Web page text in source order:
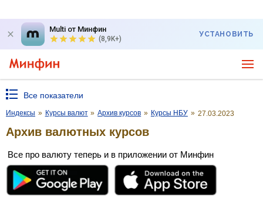
Multi от Минфин
(8,9K+)
УСТАНОВИТЬ
Все показатели
Индексы » Курсы валют » Архив курсов » Курсы НБУ » 27.03.2023
Архив валютных курсов
Все про валюту теперь и в приложении от Минфин